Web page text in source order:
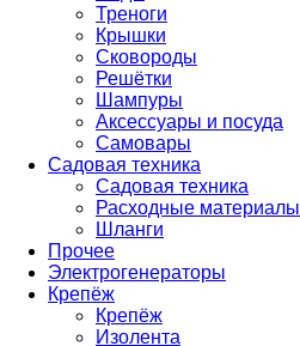
Треноги
Крышки
Сковороды
Решётки
Шампуры
Аксессуары и посуда
Самовары
Садовая техника
Садовая техника
Расходные материалы
Шланги
Прочее
Электрогенераторы
Крепёж
Крепёж
Изолента